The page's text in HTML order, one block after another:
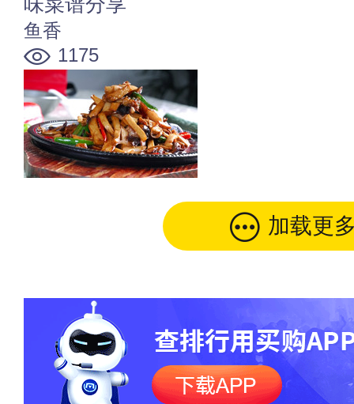
鱼香
1175
加载更